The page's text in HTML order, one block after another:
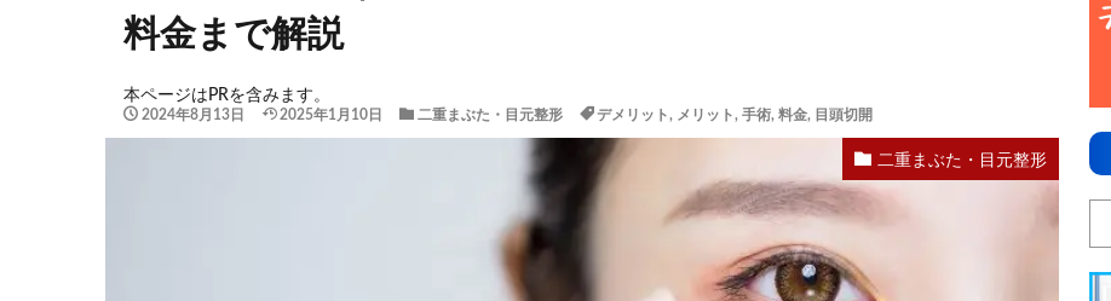
料金まで解説
本ページはPRを含みます。
2024年8月13日 2025年1月10日 二重まぶた・目元整形 デメリット, メリット, 手術, 料金, 目頭切開
二重まぶた・目元整形